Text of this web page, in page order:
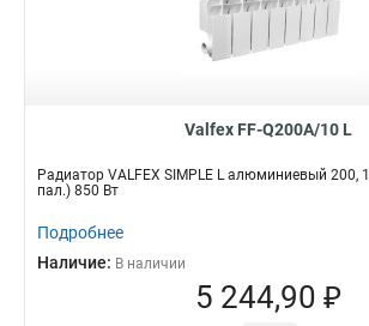
Valfex FF-Q200A/10 L
Радиатор VALFEX SIMPLE L алюминиевый 200,
пал.) 850 Вт
Подробнее
Наличие: В наличии
5 244,90 ₽